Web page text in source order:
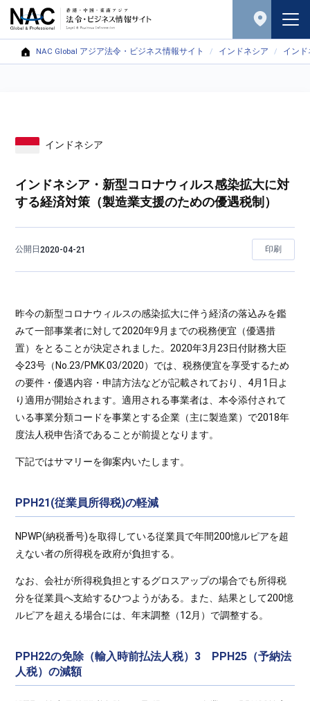
NAC Global アジア法令・ビジネス情報サイト インドネシア イン
インドネシア
インドネシア・新型コロナウィルス感染拡大に対
する経済対策（製造業支援のための優遇税制）
公開日2020-04-21 印刷
昨今の新型コロナウィルスの感染拡大に伴う経済の落込みを鑑
みて一部事業者に対して2020年9月までの税務便宜（優遇措
置）をとることが決定されました。2020年3月23日付財務大臣
令23号（No.23/PMK.03/2020）では、税務便宜を享受するため
の要件・優遇内容・申請方法などが記載されており、4月1日よ
り適用が開始されます。適用される事業者は、本令添付されて
いる事業分類コードを事業とする企業（主に製造業）で2018年
度法人税申告済であることが前提となります。
下記ではサマリーを御案内いたします。
PPH21(従業員所得税)の軽減
NPWP(納税番号)を取得している従業員で年間200憶ルピアを超
えない者の所得税を政府が負担する。
なお、会社が所得税負担とするグロスアップの場合でも所得税
分を従業員へ支給するひつようがある。また、結果として200憶
ルピアを超える場合には、年末調整（12月）で調整する。
PPH22の免除（輸入時前払法人税）3 PPH25（予納法
人税）の減額